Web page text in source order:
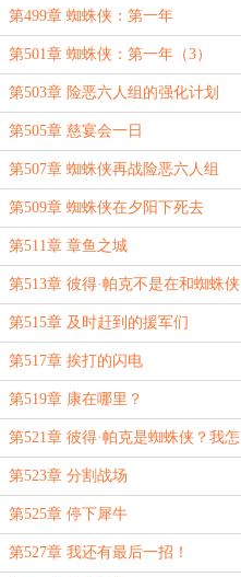
第499章 蜘蛛侠：第一年
第501章 蜘蛛侠：第一年（3）
第503章 险恶六人组的强化计划
第505章 慈宴会一日
第507章 蜘蛛侠再战险恶六人组
第509章 蜘蛛侠在夕阳下死去
第511章 章鱼之城
第513章 彼得·帕克不是在和蜘蛛侠
的搏斗中死了吗？
第515章 及时赶到的援军们
第517章 挨打的闪电
第519章 康在哪里？
第521章 彼得·帕克是蜘蛛侠？我怎
么会做这样的梦
第523章 分割战场
第525章 停下犀牛
第527章 我还有最后一招！